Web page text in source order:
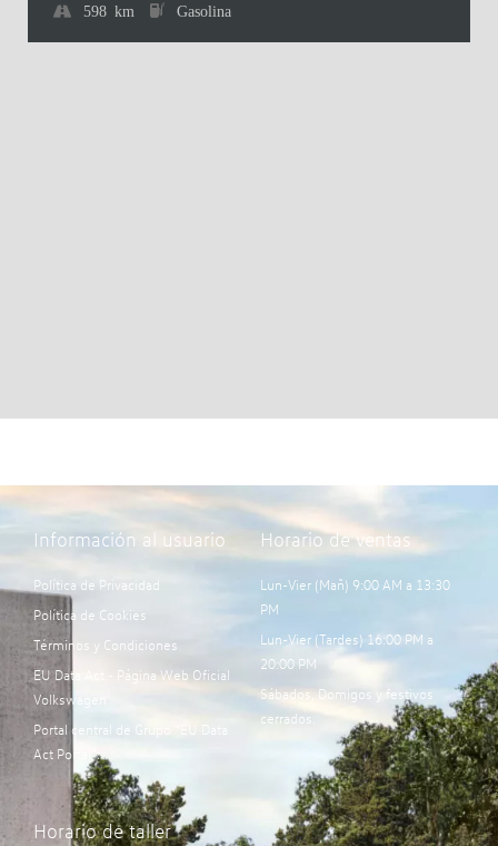
598 km Gasolina
Información al usuario
Política de Privacidad
Política de Cookies
Términos y Condiciones
EU Data Act - Página Web Oficial
Volkswagen
Portal central de Grupo “EU Data
Act Portal”:
Horario de ventas
Lun-Vier (Mañ) 9:00 AM a 13:30
PM
Lun-Vier (Tardes) 16:00 PM a
20:00 PM
Sábados, Domigos y festivos
cerrados.
Horario de taller